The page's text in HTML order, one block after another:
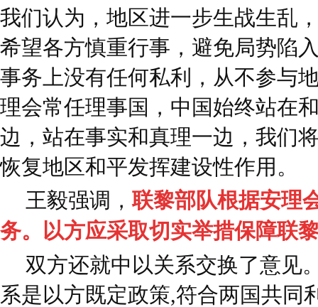
我们认为，地区进一步生战生乱
希望各方慎重行事，避免局势陷
事务上没有任何私利，从不参与
理会常任理事国，中国始终站在
边，站在事实和真理一边，我们
恢复地区和平发挥建设性作用。
王毅强调，联黎部队根据安理
务。以方应采取切实举措保障联
双方还就中以关系交换了意见
系是以方既定政策,符合两国共同